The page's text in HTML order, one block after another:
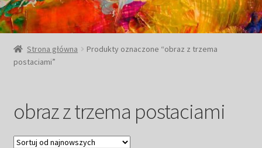
OBRAZY DOSTĘPNE
Strona główna
Produkty oznaczone “obraz z trzema
postaciami”
obraz z trzema postaciami